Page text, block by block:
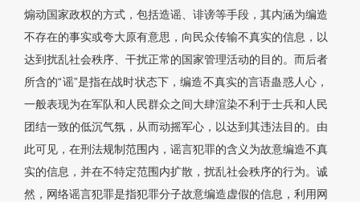
煽动国家政权的方式，包括造谣、诽谤等手段，其内涵为编造
不存在的事实或夸大原有意思，向民众传输不真实的信息，以
达到扰乱社会秩序、干扰正常的国家管理活动的目的。而后者
所含的“谣”是指在战时状态下，编造不真实的言语蛊惑人心，
一般表现为在军队和人民群众之间大肆渲染不利于士兵和人民
团结一致的低沉气氛，从而动摇军心，以达到其违法目的。由
此可见，在刑法规制范围内，谣言犯罪的含义为故意编造不真
实的信息，并在不特定范围内扩散，扰乱社会秩序的行为。诚
然，网络谣言犯罪是指犯罪分子故意编造虚假的信息，利用网